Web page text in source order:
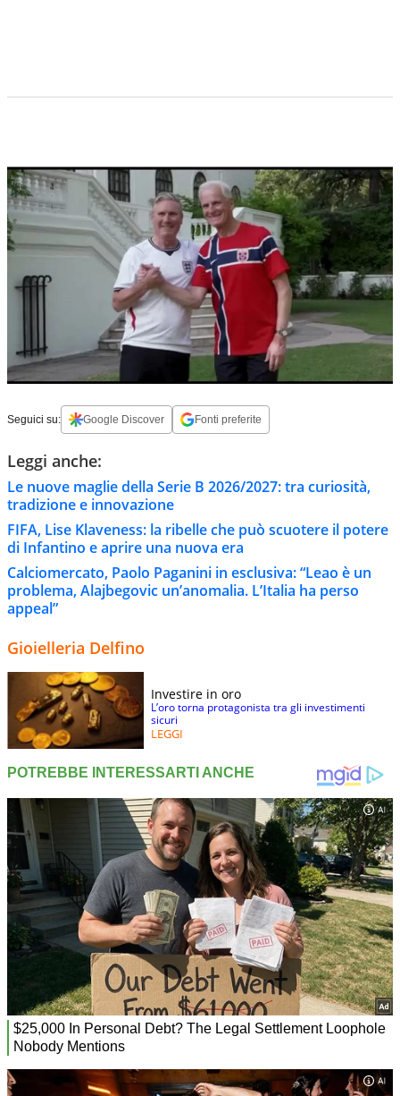
Seguici su: Google Discover Fonti preferite
Leggi anche:
Le nuove maglie della Serie B 2026/2027: tra curiosità,
tradizione e innovazione
FIFA, Lise Klaveness: la ribelle che può scuotere il potere
di Infantino e aprire una nuova era
Calciomercato, Paolo Paganini in esclusiva: “Leao è un
problema, Alajbegovic un’anomalia. L’Italia ha perso
appeal”
Gioielleria Delfino
Investire in oro
L’oro torna protagonista tra gli investimenti
sicuri
LEGGI